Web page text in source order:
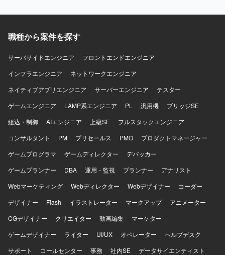
移行まで一連の工程を経験できる点が魅力となります。製
キルを高めていただけます。 【開発環境】 Webシステム開
語としてJavaが想定されております。
職種から案件を探す
サーバサイドエンジニア
フロントエンドエンジニア
インフラエンジニア
ネットワークエンジニア
ネイティブアプリエンジニア
サーバーエンジニア
テスター
ゲームエンジニア
LAMP系エンジニア PL 汎用機
ブリッジSE
組込・制御
AIエンジニア 上級SE
フルスタックエンジニア
コンサルタント
PM プリセールス PMO
プロダクトマネージャー
ゲームプログラマ
ゲームディレクター
デバッカー
ゲームプランナー
DBA 運用・監視 プランナー
アナリスト
Webマーケティング
Webディレクター Webデザイナー
コーダー
デザイナー
Flash イラストレーター マークアップ
アニメーター
CGデザイナー
クリエイター 動画編集
マーケター
ゲームデザイナー
ライター UI/UX オペレーター
ヘルプデスク
サポート
コールセンター 事務 社内SE
データサイエンティスト